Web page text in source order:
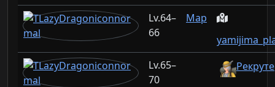
64–
66
Map
65–
70